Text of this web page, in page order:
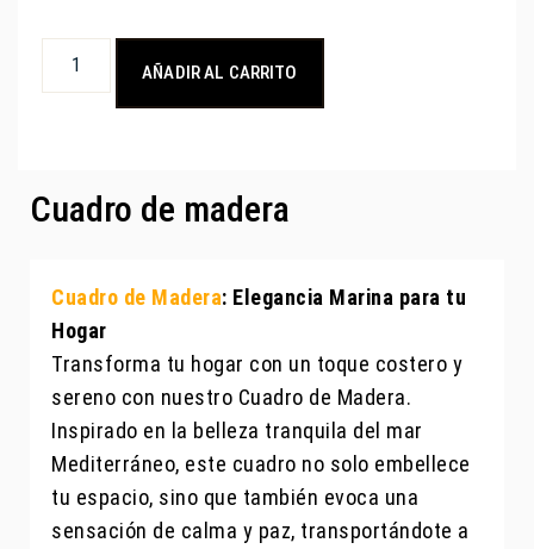
AÑADIR AL CARRITO
Cuadro de madera
Cuadro de Madera: Elegancia Marina para tu
Hogar
Transforma tu hogar con un toque costero y
sereno con nuestro Cuadro de Madera.
Inspirado en la belleza tranquila del mar
Mediterráneo, este cuadro no solo embellece
tu espacio, sino que también evoca una
sensación de calma y paz, transportándote a